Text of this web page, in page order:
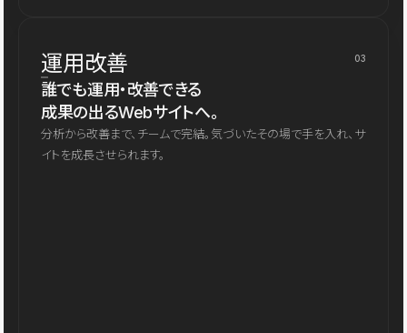
運用改善 03
誰でも運用・改善できる
成果の出るWebサイトへ。
分析から改善まで、チームで完結。気づいたその場で手を入れ、サ
イトを成長させられます。